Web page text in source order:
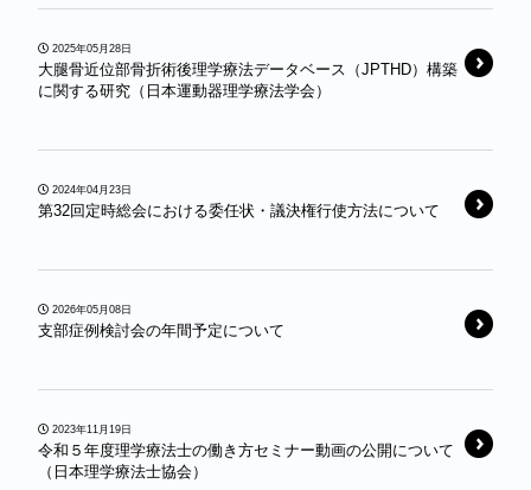
2025年05月28日
大腿骨近位部骨折術後理学療法データベース（JPTHD）構築
に関する研究（日本運動器理学療法学会）
2024年04月23日
第32回定時総会における委任状・議決権行使方法について
2026年05月08日
支部症例検討会の年間予定について
2023年11月19日
令和５年度理学療法士の働き方セミナー動画の公開について
（日本理学療法士協会）